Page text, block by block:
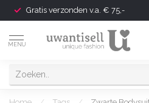
Gratis verzonden v.a. € 75,-
MENU